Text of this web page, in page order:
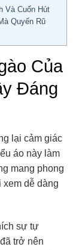
Và Cuốn Hút
Quyến Rũ
Của
Đáng
lại cảm giác
áo này làm
mang phong
dễ dàng
sự tự
trở nên